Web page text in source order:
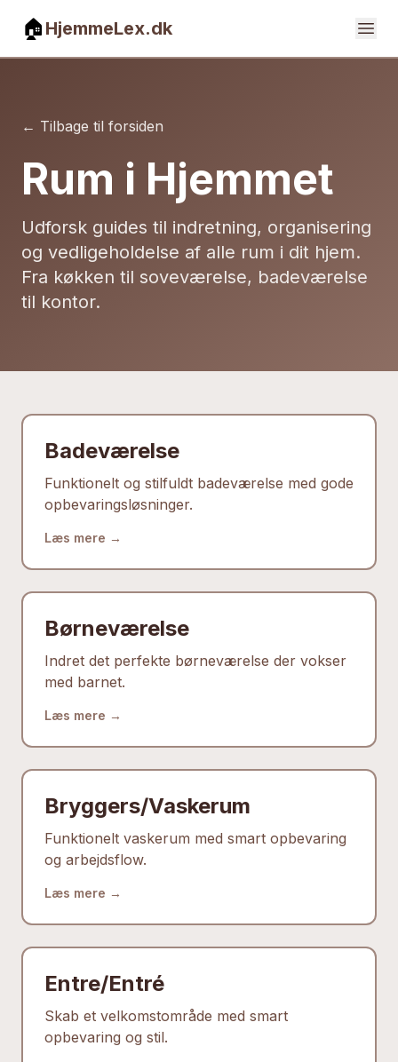
🏠 HjemmeLex.dk Åbn
← Tilbage til forsiden
Rum i Hjemmet
Udforsk guides til indretning, organisering
og vedligeholdelse af alle rum i dit hjem.
Fra køkken til soveværelse, badeværelse
til kontor.
Badeværelse
Funktionelt og stilfuldt badeværelse med gode
opbevaringsløsninger.
Læs mere →
Børneværelse
Indret det perfekte børneværelse der vokser
med barnet.
Læs mere →
Bryggers/Vaskerum
Funktionelt vaskerum med smart opbevaring
og arbejdsflow.
Læs mere →
Entre/Entré
Skab et velkomstområde med smart
opbevaring og stil.